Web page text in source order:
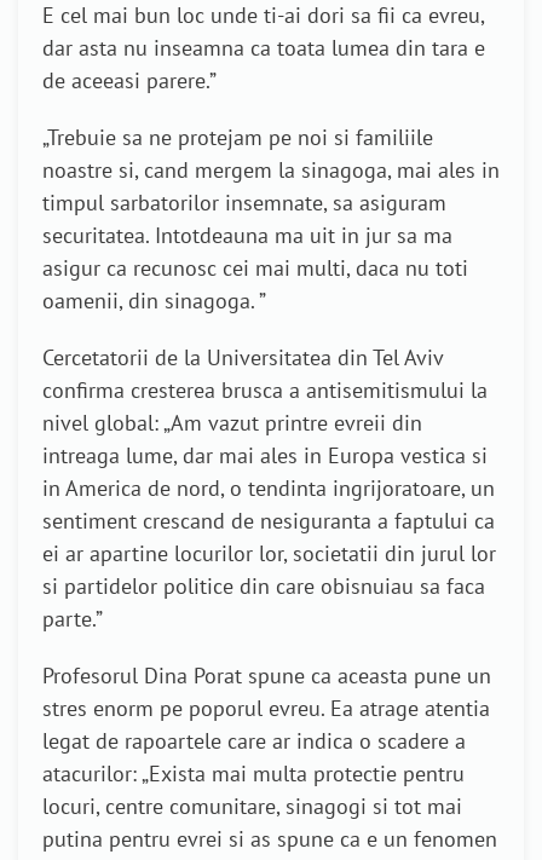
E cel mai bun loc unde ti-ai dori sa fii ca evreu,
dar asta nu inseamna ca toata lumea din tara e
de aceeasi parere.”
„Trebuie sa ne protejam pe noi si familiile
noastre si, cand mergem la sinagoga, mai ales in
timpul sarbatorilor insemnate, sa asiguram
securitatea. Intotdeauna ma uit in jur sa ma
asigur ca recunosc cei mai multi, daca nu toti
oamenii, din sinagoga. ”
Cercetatorii de la Universitatea din Tel Aviv
confirma cresterea brusca a antisemitismului la
nivel global: „Am vazut printre evreii din
intreaga lume, dar mai ales in Europa vestica si
in America de nord, o tendinta ingrijoratoare, un
sentiment crescand de nesiguranta a faptului ca
ei ar apartine locurilor lor, societatii din jurul lor
si partidelor politice din care obisnuiau sa faca
parte.”
Profesorul Dina Porat spune ca aceasta pune un
stres enorm pe poporul evreu. Ea atrage atentia
legat de rapoartele care ar indica o scadere a
atacurilor: „Exista mai multa protectie pentru
locuri, centre comunitare, sinagogi si tot mai
putina pentru evrei si as spune ca e un fenomen